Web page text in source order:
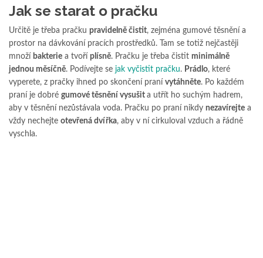
Jak se starat o pračku
Určitě je třeba pračku pravidelně čistit, zejména gumové těsnění a
prostor na dávkování pracích prostředků. Tam se totiž nejčastěji
množí bakterie a tvoří plísně. Pračku je třeba čistit minimálně
jednou měsíčně. Podívejte se jak vyčistit pračku. Prádlo, které
vyperete, z pračky ihned po skončení praní vytáhněte. Po každém
praní je dobré gumové těsnění vysušit a utřít ho suchým hadrem,
aby v těsnění nezůstávala voda. Pračku po praní nikdy nezavírejte a
vždy nechejte otevřená dvířka, aby v ní cirkuloval vzduch a řádně
vyschla.